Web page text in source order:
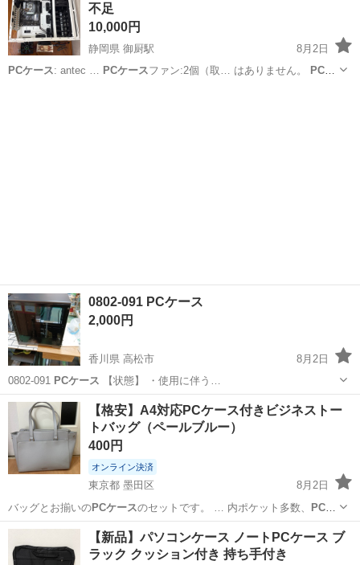
不足
10,000円
静岡県 御厨駅
8月2日
PCケース: antec … PCケースファン:2個（取… はありません。
PCケ
0802-091 PCケース
2,000円
香川県 高松市
8月2日
0802-091 PCケース 【状態】 ・使用に伴う…
香川 高松市 PCパーツ PCケース
【格安】A4対応PCケース付きビジネストー
トバッグ（ペールブルー）
400円
オンライン決済
東京都 墨田区
8月2日
バッグとお揃いのPCケースのセットです。 … 内ポケット多数、
PCケ
ース
付属 ■ … め、バッグ表面やPCケースに擦れによる青・…
東京 墨田区 その他
【新品】パソコンケース ノートPCケース ブ
ラック クッション付き 持ち手付き